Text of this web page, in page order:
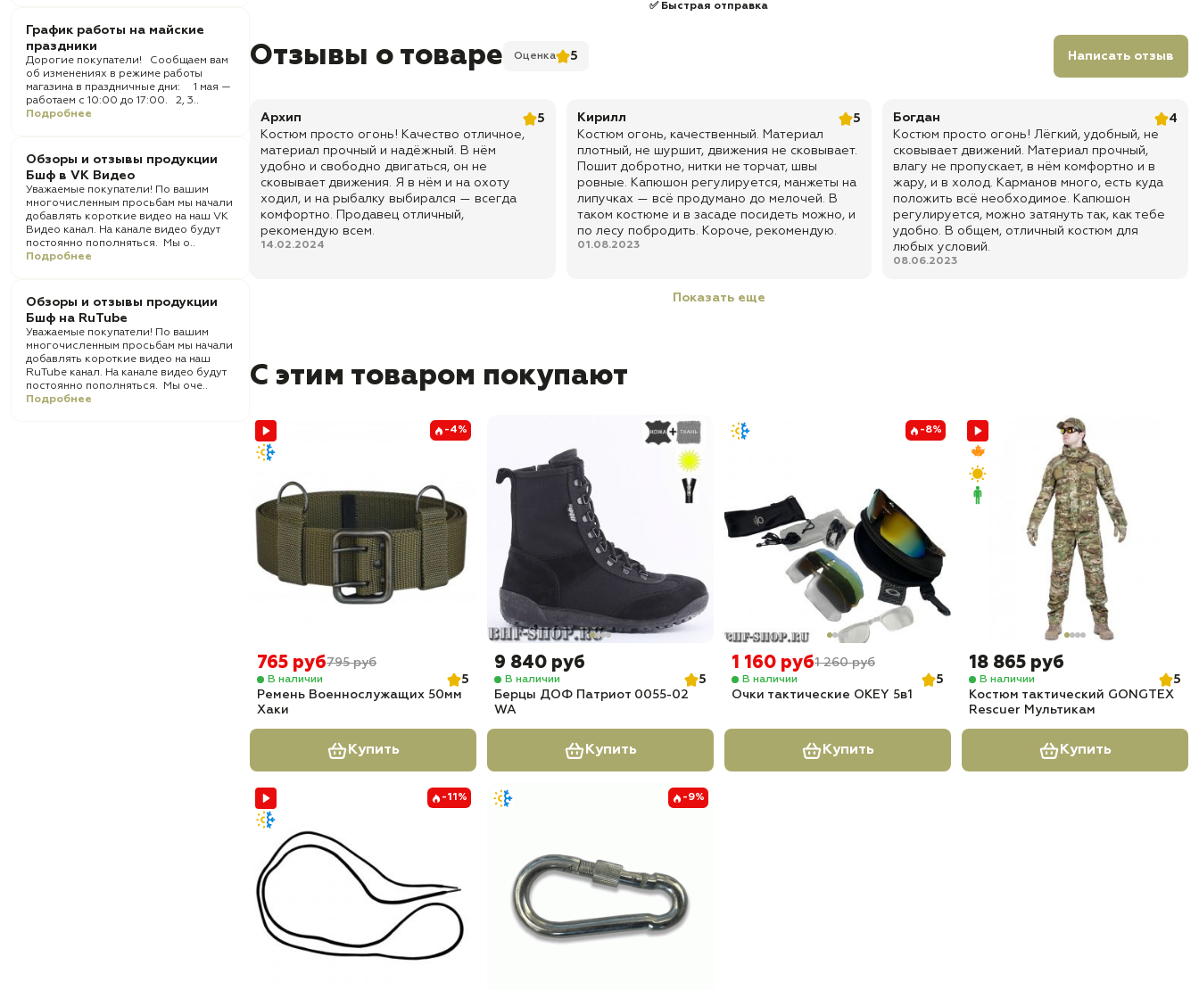
График работы на майские
праздники
Дорогие покупатели! Сообщаем вам
об изменениях в режиме работы
магазина в праздничные дни: 1 мая —
работаем с 10:00 до 17:00. 2, 3..
Подробнее
Обзоры и отзывы продукции
Бшф в VK Видео
Уважаемые покупатели! По вашим
многочисленным просьбам мы начали
добавлять короткие видео на наш VK
Видео канал. На канале видео будут
постоянно пополняться. Мы о..
Подробнее
Обзоры и отзывы продукции
Бшф на RuTube
Уважаемые покупатели! По вашим
многочисленным просьбам мы начали
добавлять короткие видео на наш
RuTube канал. На канале видео будут
постоянно пополняться. Мы оче..
Подробнее
✅ Быстрая отправка
Отзывы о товаре Оценка 5 Написать отзыв
Архип
5
Костюм просто огонь! Качество отличное,
материал прочный и надёжный. В нём
удобно и свободно двигаться, он не
сковывает движения. Я в нём и на охоту
ходил, и на рыбалку выбирался — всегда
комфортно. Продавец отличный,
рекомендую всем.
14.02.2024
Кирилл
5
Костюм огонь, качественный. Материал
плотный, не шуршит, движения не сковывает.
Пошит добротно, нитки не торчат, швы
ровные. Капюшон регулируется, манжеты на
липучках — всё продумано до мелочей. В
таком костюме и в засаде посидеть можно, и
по лесу побродить. Короче, рекомендую.
01.08.2023
Богдан
4
Костюм просто огонь! Лёгкий, удобный, не
сковывает движений. Материал прочный,
влагу не пропускает, в нём комфортно и в
жару, и в холод. Карманов много, есть куда
положить всё необходимое. Капюшон
регулируется, можно затянуть так, как тебе
удобно. В общем, отличный костюм для
любых условий.
08.06.2023
Показать еще
С этим товаром покупают
-4%
765 руб795 руб
В наличии
5
Ремень Военнослужащих 50мм
Хаки
Купить
9 840 руб
В наличии
5
Берцы ДОФ Патриот 0055-02
WA
Купить
-8%
1 160 руб1 260 руб
В наличии
5
Очки тактические OKEY 5в1
Купить
18 865 руб
В наличии
5
Костюм тактический GONGTEX
Rescuer Мультикам
Купить
-11% -9%